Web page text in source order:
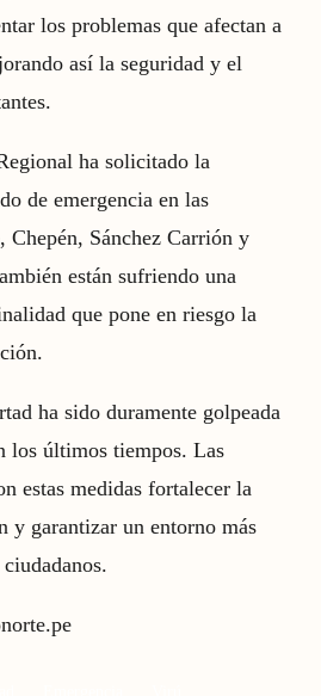
los problemas que afectan a
así la seguridad y el
ha solicitado la
de emergencia en las
Chepén, Sánchez Carrión y
están sufriendo una
que pone en riesgo la
ha sido duramente golpeada
los últimos tiempos. Las
estas medidas fortalecer la
y garantizar un entorno más